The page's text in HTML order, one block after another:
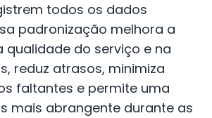
todos os dados
padronização melhora a
qualidade do serviço e na
reduz atrasos, minimiza
faltantes e permite uma
mais abrangente durante as